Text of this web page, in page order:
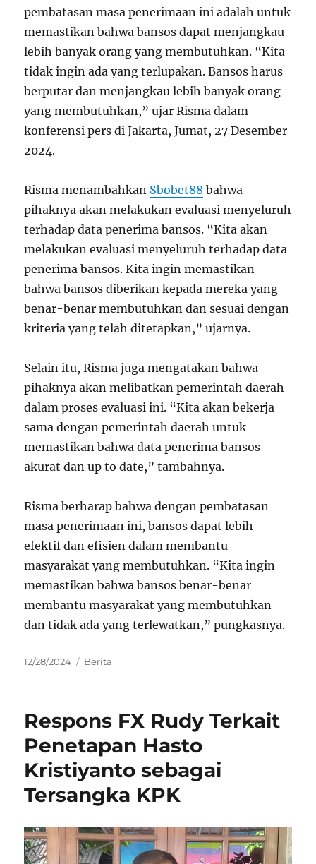
pembatasan masa penerimaan ini adalah untuk
memastikan bahwa bansos dapat menjangkau
lebih banyak orang yang membutuhkan. “Kita
tidak ingin ada yang terlupakan. Bansos harus
berputar dan menjangkau lebih banyak orang
yang membutuhkan,” ujar Risma dalam
konferensi pers di Jakarta, Jumat, 27 Desember
2024.
Risma menambahkan Sbobet88 bahwa
pihaknya akan melakukan evaluasi menyeluruh
terhadap data penerima bansos. “Kita akan
melakukan evaluasi menyeluruh terhadap data
penerima bansos. Kita ingin memastikan
bahwa bansos diberikan kepada mereka yang
benar-benar membutuhkan dan sesuai dengan
kriteria yang telah ditetapkan,” ujarnya.
Selain itu, Risma juga mengatakan bahwa
pihaknya akan melibatkan pemerintah daerah
dalam proses evaluasi ini. “Kita akan bekerja
sama dengan pemerintah daerah untuk
memastikan bahwa data penerima bansos
akurat dan up to date,” tambahnya.
Risma berharap bahwa dengan pembatasan
masa penerimaan ini, bansos dapat lebih
efektif dan efisien dalam membantu
masyarakat yang membutuhkan. “Kita ingin
memastikan bahwa bansos benar-benar
membantu masyarakat yang membutuhkan
dan tidak ada yang terlewatkan,” pungkasnya.
Posted
12/28/2024 Categories
Berita
Respons FX Rudy Terkait
Penetapan Hasto
Kristiyanto sebagai
Tersangka KPK